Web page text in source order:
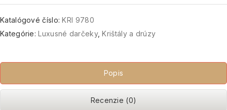
Katalógové číslo:KRI 9780
Kategórie:Luxusné darčeky,Krištály a drúzy
Popis
Recenzie (0)